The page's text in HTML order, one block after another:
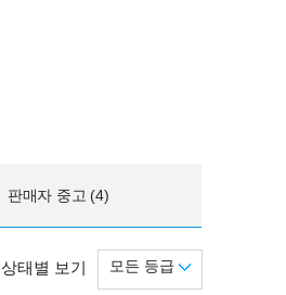
판매자 중고 (4)
상태별 보기 모든 등급